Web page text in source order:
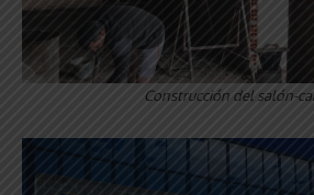
Construcción del salón-